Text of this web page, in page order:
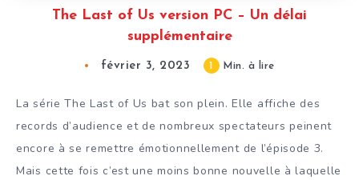
The Last of Us version PC – Un délai
supplémentaire
février 3, 2023 1 Min. à lire
La série The Last of Us bat son plein. Elle affiche des
records d’audience et de nombreux spectateurs peinent
encore à se remettre émotionnellement de l’épisode 3.
Mais cette fois c’est une moins bonne nouvelle à laquelle